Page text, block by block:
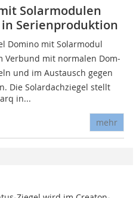
Solarmodulen
Serienproduktion
Domino mit Solarmodul
Verbund mit normalen Dom­­­
und im Austausch gegen
Die Solardachziegel stellt
in...
mehr